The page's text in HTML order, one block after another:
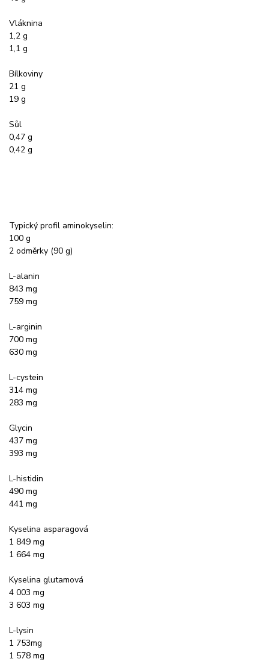
Vláknina
1,2 g
1,1 g
Bílkoviny
21 g
19 g
Sůl
0,47 g
0,42 g
Typický profil aminokyselin:
100 g
2 odměrky (90 g)
L-alanin
843 mg
759 mg
L-arginin
700 mg
630 mg
L-cystein
314 mg
283 mg
Glycin
437 mg
393 mg
L-histidin
490 mg
441 mg
Kyselina asparagová
1 849 mg
1 664 mg
Kyselina glutamová
4 003 mg
3 603 mg
L-lysin
1 753mg
1 578 mg